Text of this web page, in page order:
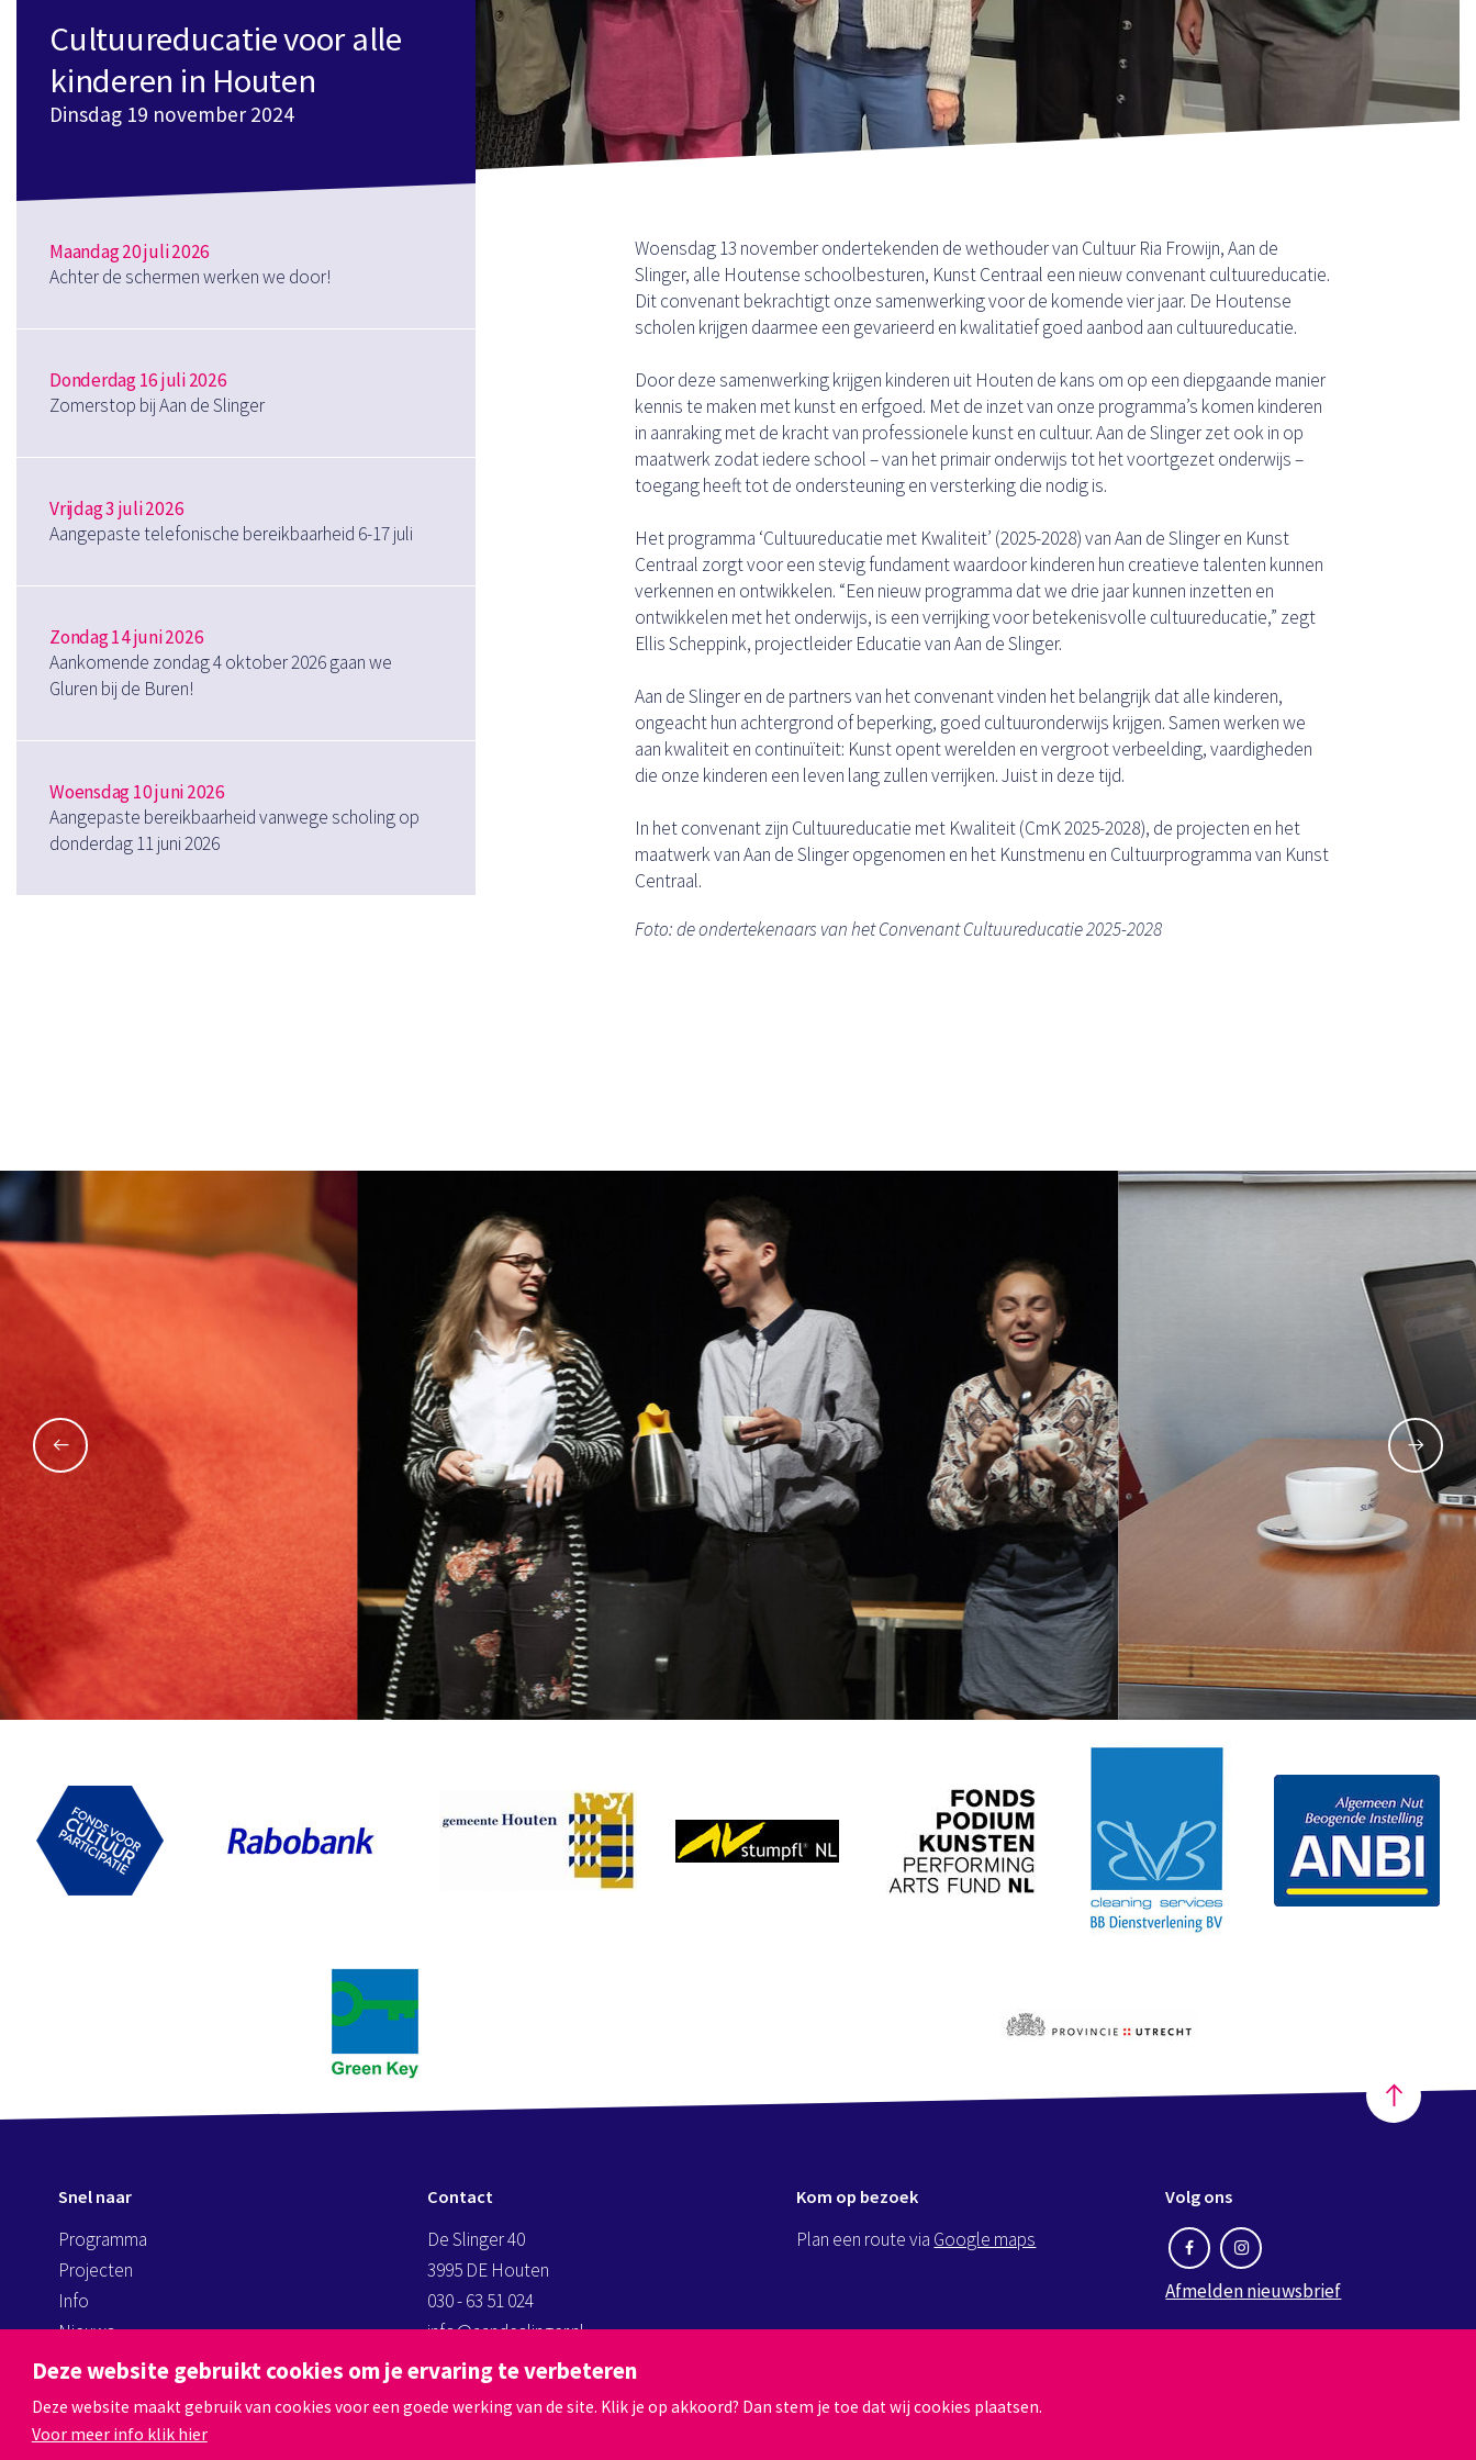
Deze website gebruikt cookies om je ervaring te verbeteren
Deze website maakt gebruik van cookies voor een goede werking van de site. Klik je op akkoord? Dan stem je toe dat wij cookies plaatsen.
Voor meer info klik hier
Cultuureducatie voor alle
kinderen in Houten
Dinsdag 19 november 2024
Maandag 20 juli 2026
Achter de schermen werken we door!
Donderdag 16 juli 2026
Zomerstop bij Aan de Slinger
Vrijdag 3 juli 2026
Aangepaste telefonische bereikbaarheid 6-17 juli
Zondag 14 juni 2026
Aankomende zondag 4 oktober 2026 gaan we
Gluren bij de Buren!
Woensdag 10 juni 2026
Aangepaste bereikbaarheid vanwege scholing op
donderdag 11 juni 2026
Woensdag 13 november ondertekenden de wethouder van Cultuur Ria Frowijn, Aan de
Slinger, alle Houtense schoolbesturen, Kunst Centraal een nieuw convenant cultuureducatie.
Dit convenant bekrachtigt onze samenwerking voor de komende vier jaar. De Houtense
scholen krijgen daarmee een gevarieerd en kwalitatief goed aanbod aan cultuureducatie.
Door deze samenwerking krijgen kinderen uit Houten de kans om op een diepgaande manier
kennis te maken met kunst en erfgoed. Met de inzet van onze programma’s komen kinderen
in aanraking met de kracht van professionele kunst en cultuur. Aan de Slinger zet ook in op
maatwerk zodat iedere school – van het primair onderwijs tot het voortgezet onderwijs –
toegang heeft tot de ondersteuning en versterking die nodig is.
Het programma ‘Cultuureducatie met Kwaliteit’ (2025-2028) van Aan de Slinger en Kunst
Centraal zorgt voor een stevig fundament waardoor kinderen hun creatieve talenten kunnen
verkennen en ontwikkelen. “Een nieuw programma dat we drie jaar kunnen inzetten en
ontwikkelen met het onderwijs, is een verrijking voor betekenisvolle cultuureducatie,” zegt
Ellis Scheppink, projectleider Educatie van Aan de Slinger.
Aan de Slinger en de partners van het convenant vinden het belangrijk dat alle kinderen,
ongeacht hun achtergrond of beperking, goed cultuuronderwijs krijgen. Samen werken we
aan kwaliteit en continuïteit: Kunst opent werelden en vergroot verbeelding, vaardigheden
die onze kinderen een leven lang zullen verrijken. Juist in deze tijd.
In het convenant zijn Cultuureducatie met Kwaliteit (CmK 2025-2028), de projecten en het
maatwerk van Aan de Slinger opgenomen en het Kunstmenu en Cultuurprogramma van Kunst
Centraal.
Foto: de ondertekenaars van het Convenant Cultuureducatie 2025-2028
Snel naar
Programma
Projecten
Info
Nieuws
Contact
De Slinger 40
3995 DE Houten
030 - 63 51 024
info@aandeslinger.nl
kassa@aandeslinger.nl
Kom op bezoek
Plan een route via Google maps
Volg ons
Afmelden nieuwsbrief